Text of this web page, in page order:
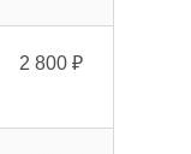
2 800 ₽